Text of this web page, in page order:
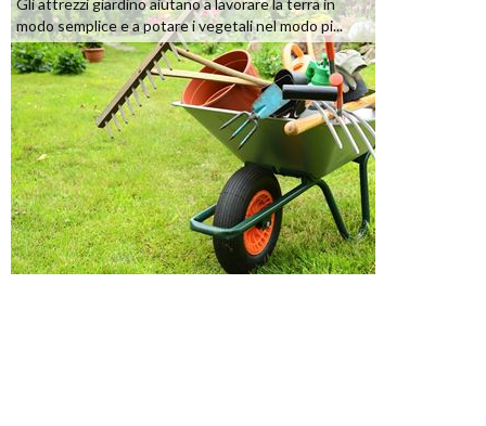
Gli attrezzi giardino aiutano a lavorare la terra in
modo semplice e a potare i vegetali nel modo pi...